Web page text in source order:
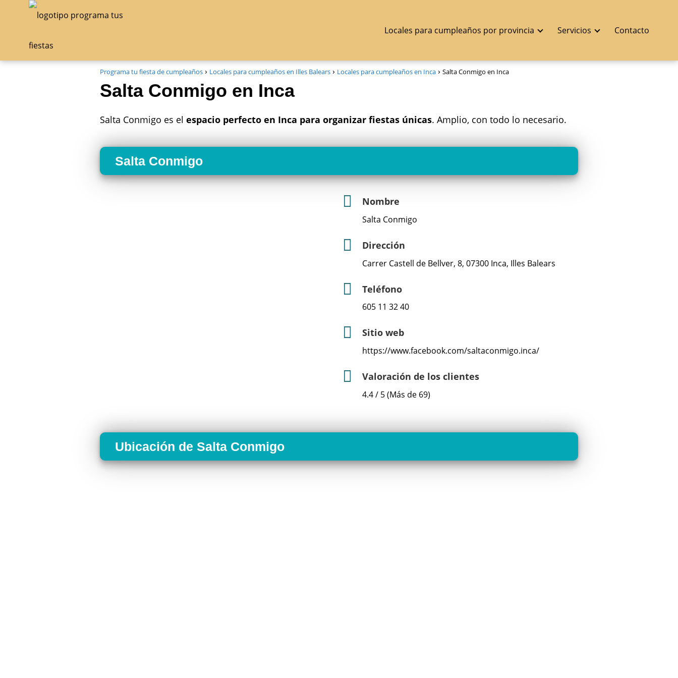
Locales para cumpleaños por provincia Servicios Contacto
Programa tu fiesta de cumpleaños Locales para cumpleaños en Illes Balears Locales para cumpleaños en Inca Salta Conmigo en Inca
Salta Conmigo en Inca
Salta Conmigo es el espacio perfecto en Inca para organizar fiestas únicas. Amplio, con todo lo necesario.
Salta Conmigo
Nombre
Salta Conmigo
Dirección
Carrer Castell de Bellver, 8, 07300 Inca, Illes Balears
Teléfono
605 11 32 40
Sitio web
https://www.facebook.com/saltaconmigo.inca/
Valoración de los clientes
4.4 / 5 (Más de 69)
Ubicación de Salta Conmigo